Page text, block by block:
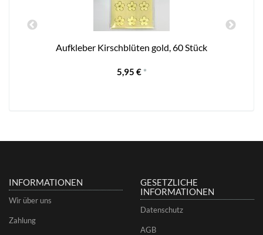
Aufkleber Kirschblüten gold, 60 Stück
5,95 € *
INFORMATIONEN
Wir über uns
Zahlung
GESETZLICHE
INFORMATIONEN
Datenschutz
AGB